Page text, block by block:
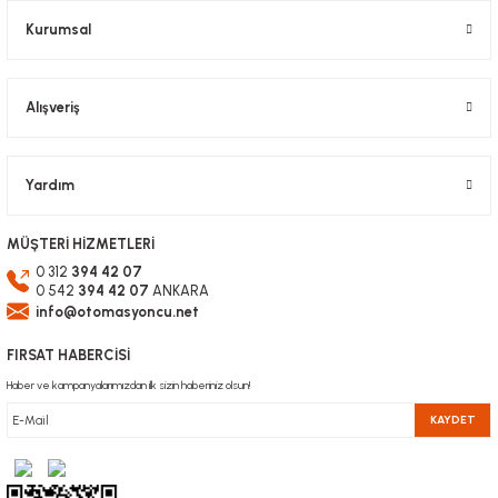
Kurumsal
Alışveriş
Yardım
MÜŞTERİ HİZMETLERİ
0 312 394 42 07
0 542 394 42 07 ANKARA
info@otomasyoncu.net
FIRSAT HABERCİSİ
Haber ve kampanyalarımızdan ilk sizin haberiniz olsun!
KAYDET